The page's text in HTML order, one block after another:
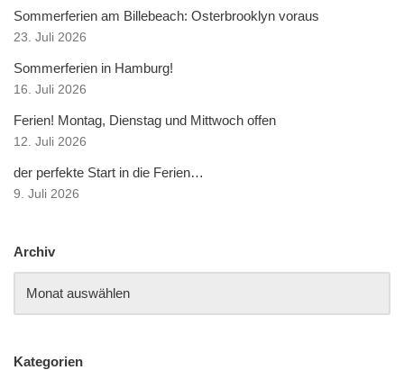
Sommerferien am Billebeach: Osterbrooklyn voraus
23. Juli 2026
Sommerferien in Hamburg!
16. Juli 2026
Ferien! Montag, Dienstag und Mittwoch offen
12. Juli 2026
der perfekte Start in die Ferien…
9. Juli 2026
Archiv
Kategorien